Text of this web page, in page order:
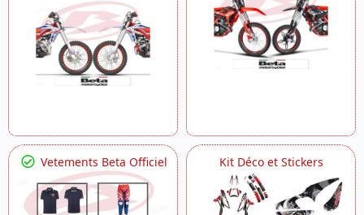
Vetements Beta Officiel Kit Déco et Stickers